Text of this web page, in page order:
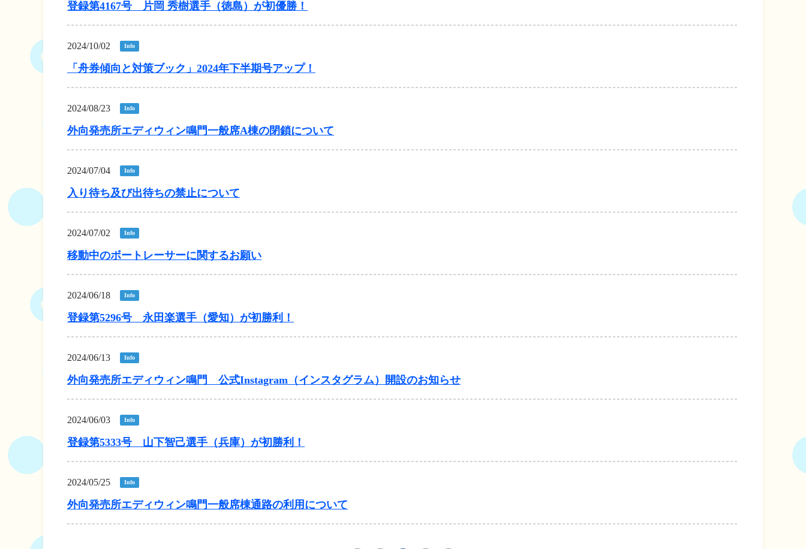
新人選手紹介
登録第4167号 片岡 秀樹選手（徳島）が初優勝！
2024/10/02 Info
「舟券傾向と対策ブック」2024年下半期号アップ！
2024/08/23 Info
外向発売所エディウィン鳴門一般席A棟の閉鎖について
2024/07/04 Info
入り待ち及び出待ちの禁止について
2024/07/02 Info
移動中のボートレーサーに関するお願い
2024/06/18 Info
登録第5296号 永田楽選手（愛知）が初勝利！
2024/06/13 Info
外向発売所エディウィン鳴門 公式Instagram（インスタグラム）開設のお知らせ
2024/06/03 Info
登録第5333号 山下智己選手（兵庫）が初勝利！
2024/05/25 Info
外向発売所エディウィン鳴門一般席棟通路の利用について